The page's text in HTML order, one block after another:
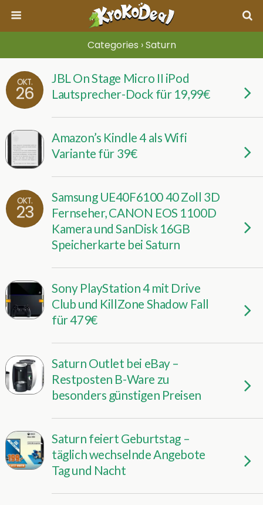
Categories ›Saturn
OKT.
26
JBL On Stage Micro II iPod
Lautsprecher-Dock für 19,99€
Amazon’s Kindle 4 als Wifi
Variante für 39€
OKT.
23
Samsung UE40F6100 40 Zoll 3D
Fernseher, CANON EOS 1100D
Kamera und SanDisk 16GB
Speicherkarte bei Saturn
Sony PlayStation 4 mit Drive
Club und KillZone Shadow Fall
für 479€
Saturn Outlet bei eBay –
Restposten B-Ware zu
besonders günstigen Preisen
Saturn feiert Geburtstag –
täglich wechselnde Angebote
Tag und Nacht